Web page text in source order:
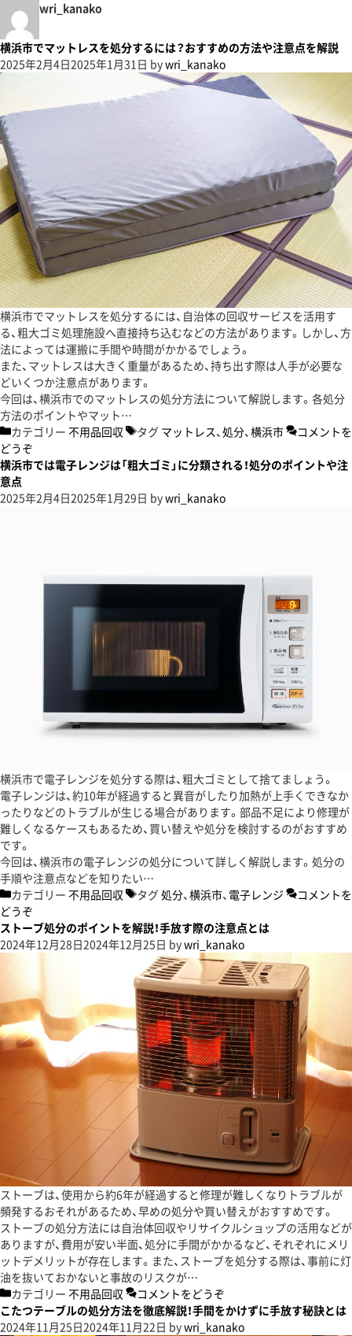
wri_kanako
横浜市でマットレスを処分するには？おすすめの方法や注意点を解説
2025年2月4日2025年1月31日 bywri_kanako
横浜市でマットレスを処分するには、自治体の回収サービスを活用す
る、粗大ゴミ処理施設へ直接持ち込むなどの方法があります。しかし、方
法によっては運搬に手間や時間がかかるでしょう。
また、マットレスは大きく重量があるため、持ち出す際は人手が必要な
どいくつか注意点があります。
今回は、横浜市でのマットレスの処分方法について解説します。各処分
方法のポイントやマット…
カテゴリー 不用品回収 タグ マットレス、処分、横浜市
コメントを
どうぞ
横浜市では電子レンジは「粗大ゴミ」に分類される！処分のポイントや注
意点
2025年2月4日2025年1月29日 bywri_kanako
横浜市で電子レンジを処分する際は、粗大ゴミとして捨てましょう。
電子レンジは、約10年が経過すると異音がしたり加熱が上手くできなか
ったりなどのトラブルが生じる場合があります。部品不足により修理が
難しくなるケースもあるため、買い替えや処分を検討するのがおすすめ
です。
今回は、横浜市の電子レンジの処分について詳しく解説します。処分の
手順や注意点などを知りたい…
カテゴリー 不用品回収 タグ 処分、横浜市、 電子レンジ
コメントを
どうぞ
ストーブ処分のポイントを解説！手放す際の注意点とは
2024年12月28日2024年12月25日 bywri_kanako
ストーブは、使用から約6年が経過すると修理が難しくなりトラブルが
頻発するおそれがあるため、早めの処分や買い替えがおすすめです。
ストーブの処分方法には自治体回収やリサイクルショップの活用などが
ありますが、費用が安い半面、処分に手間がかかるなど、それぞれにメリ
ットデメリットが存在します。また、ストーブを処分する際は、事前に灯
油を抜いておかないと事故のリスクが…
カテゴリー 不用品回収
コメントをどうぞ
こたつテーブルの処分方法を徹底解説！手間をかけずに手放す秘訣とは
2024年11月25日2024年11月22日 bywri_kanako